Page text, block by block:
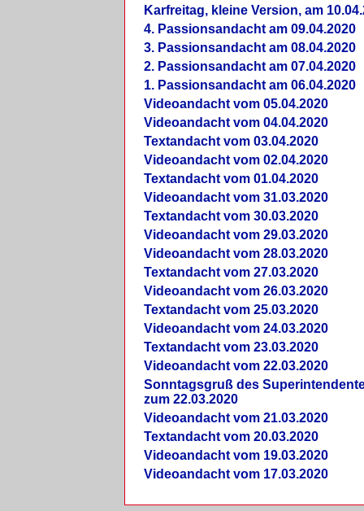
Karfreitag, kleine Version, am
4. Passionsandacht am 09.04.2020
3. Passionsandacht am 08.04.2020
2. Passionsandacht am 07.04.2020
1. Passionsandacht am 06.04.2020
Videoandacht vom 05.04.2020
Videoandacht vom 04.04.2020
Textandacht vom 03.04.2020
Videoandacht vom 02.04.2020
Textandacht vom 01.04.2020
Videoandacht vom 31.03.2020
Textandacht vom 30.03.2020
Videoandacht vom 29.03.2020
Videoandacht vom 28.03.2020
Textandacht vom 27.03.2020
Videoandacht vom 26.03.2020
Textandacht vom 25.03.2020
Videoandacht vom 24.03.2020
Textandacht vom 23.03.2020
Videoandacht vom 22.03.2020
Sonntagsgruß des
zum 22.03.2020
Videoandacht vom 21.03.2020
Textandacht vom 20.03.2020
Videoandacht vom 19.03.2020
Videoandacht vom 17.03.2020